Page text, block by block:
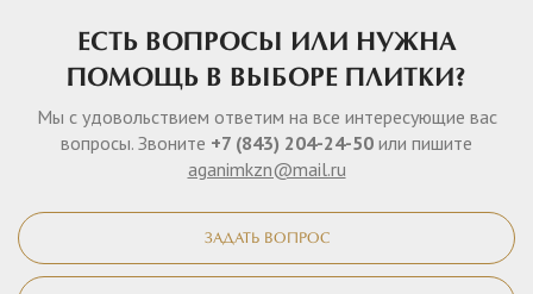
ЕСТЬ ВОПРОСЫ ИЛИ НУЖНА
ПОМОЩЬ В ВЫБОРЕ ПЛИТКИ?
Мы с удовольствием ответим на все интересующие вас
вопросы. Звоните +7 (843) 204-24-50 или пишите
aganimkzn@mail.ru
ЗАДАТЬ ВОПРОС